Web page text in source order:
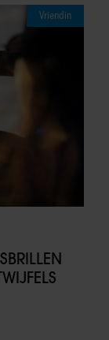
Vriendin